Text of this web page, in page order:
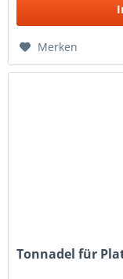
Merken
Tonnadel für